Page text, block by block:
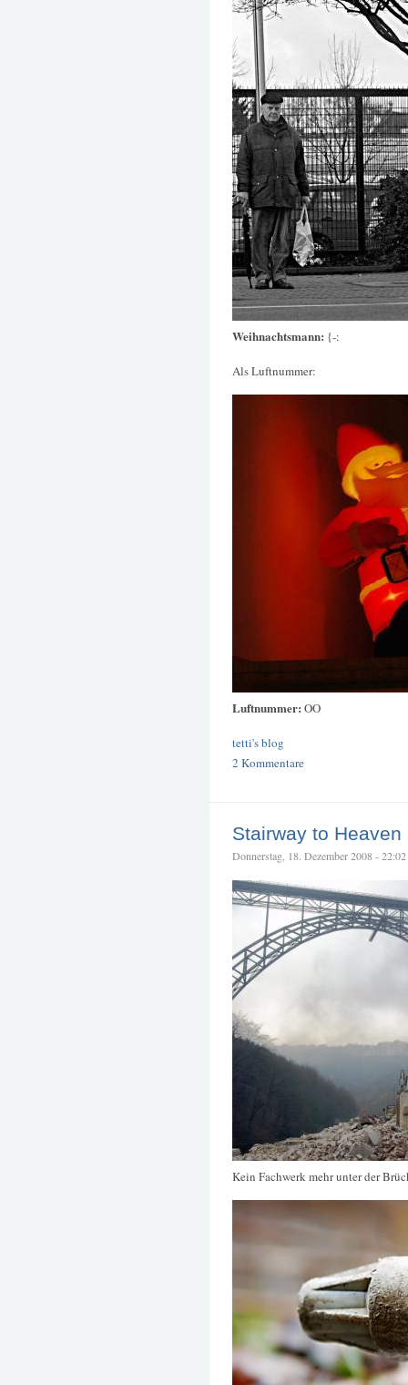
Weihnachtsmann: {-:
Als Luftnummer:
Luftnummer: OO
tetti's blog
2 Kommentare
Stairway to Heaven
Donnerstag, 18. Dezember 2008 -
Kein Fachwerk mehr unter der